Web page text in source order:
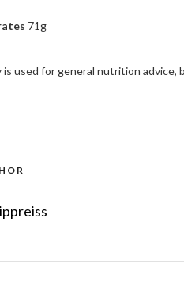
71g
is used for general nutrition advice,